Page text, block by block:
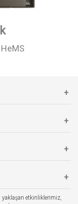
yaklaşan etkinliklerimiz,